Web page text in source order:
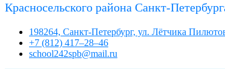
Красносельского района Санкт-
198264, Санкт-Петербург, ул. Лётчика
+7 (812) 417–28–46
school242spb@mail.ru